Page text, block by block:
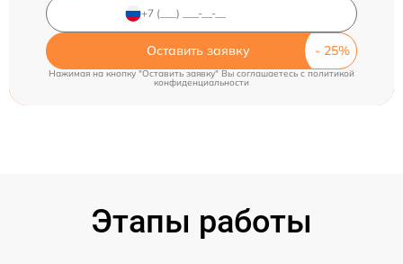
Оставить заявку
Нажимая на кнопку "Оставить заявку" Вы соглашаетесь cполитикой
конфиденциальности
Этапы работы